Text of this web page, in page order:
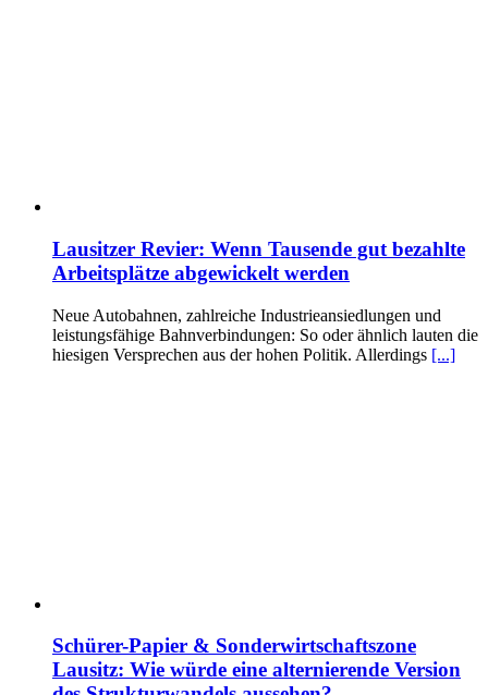
Lausitzer Revier: Wenn Tausende gut bezahlte
Arbeitsplätze abgewickelt werden
Neue Autobahnen, zahlreiche Industrieansiedlungen und
leistungsfähige Bahnverbindungen: So oder ähnlich lauten die
hiesigen Versprechen aus der hohen Politik. Allerdings [...]
Schürer-Papier & Sonderwirtschaftszone
Lausitz: Wie würde eine alternierende Version